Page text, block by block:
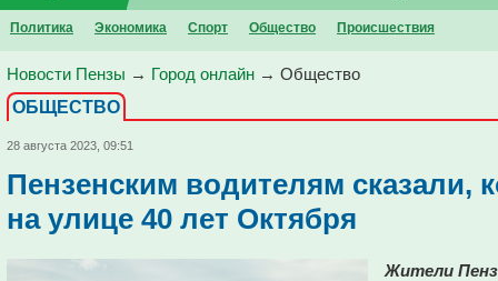
Политика Экономика Спорт Общество Проиcшествия
Новости Пензы → Город онлайн → Общество
ОБЩЕСТВО
28 августа 2023, 09:51
Пензенским водителям сказали,
на улице 40 лет Октября
Жители